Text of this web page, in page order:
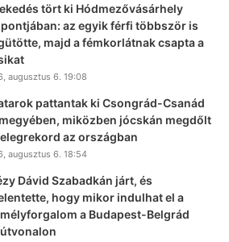
tört ki Hódmezővásárhely
az egyik férfi többször is
majd a fémkorlátnak csapta a
augusztus 6. 19:08
pattantak ki Csongrád-Csanád
miközben jócskán megdőlt
az országban
augusztus 6. 18:54
Dávid Szabadkán járt, és
hogy mikor indulhat el a
a Budapest-Belgrád